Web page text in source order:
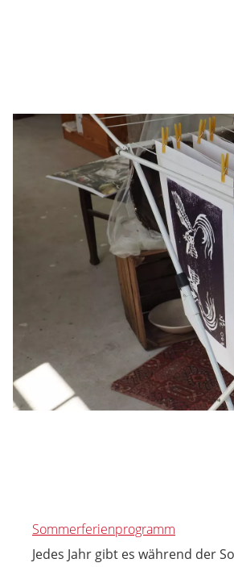
Sommerferienprogramm
Jedes Jahr gibt es während der